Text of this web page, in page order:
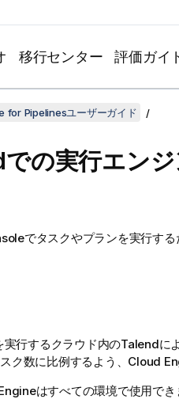
移行センター 評価ガイ
for Pipelinesユーザーガイド
での実行エンジ
でタスクやプランを実行す
行するクラウド内のTalendに
ク数に比例するよう、Cloud
はすべての環境で使用で